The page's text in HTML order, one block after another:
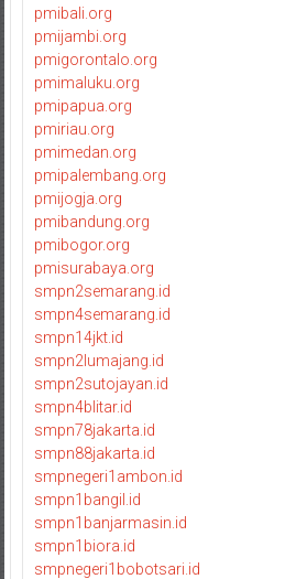
pmibali.org
pmijambi.org
pmigorontalo.org
pmimaluku.org
pmipapua.org
pmiriau.org
pmimedan.org
pmipalembang.org
pmijogja.org
pmibandung.org
pmibogor.org
pmisurabaya.org
smpn2semarang.id
smpn4semarang.id
smpn14jkt.id
smpn2lumajang.id
smpn2sutojayan.id
smpn4blitar.id
smpn78jakarta.id
smpn88jakarta.id
smpnegeri1ambon.id
smpn1bangil.id
smpn1banjarmasin.id
smpn1biora.id
smpnegeri1bobotsari.id